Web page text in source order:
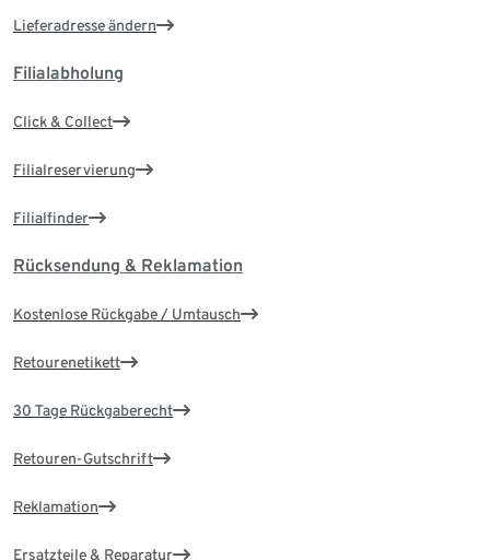
Lieferadresse ändern
Filialabholung
Click & Collect
Filialreservierung
Filialfinder
Rücksendung & Reklamation
Kostenlose Rückgabe / Umtausch
Retourenetikett
30 Tage Rückgaberecht
Retouren-Gutschrift
Reklamation
Ersatzteile & Reparatur